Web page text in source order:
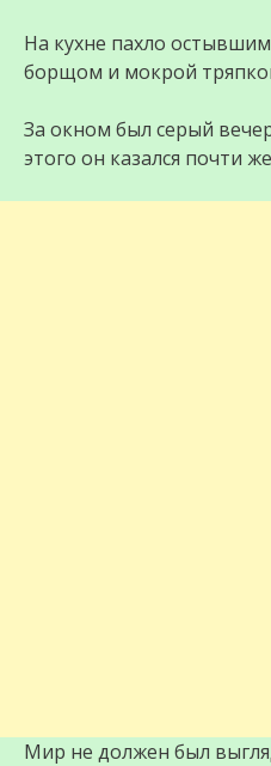
На кухне пахло
борщом и мокрой
За окном был серый
этого он казался почти
Мир не должен был